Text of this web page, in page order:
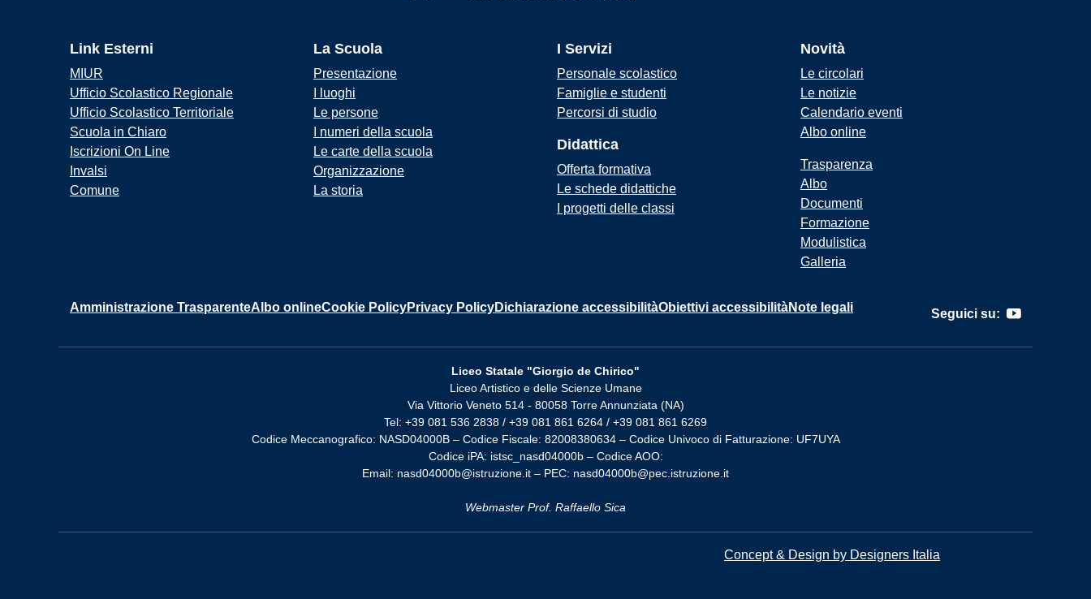
Link Esterni
MIUR
Ufficio Scolastico Regionale
Ufficio Scolastico Territoriale
Scuola in Chiaro
Iscrizioni On Line
Invalsi
Comune
La Scuola
Presentazione
I luoghi
Le persone
I numeri della scuola
Le carte della scuola
Organizzazione
La storia
I Servizi
Personale scolastico
Famiglie e studenti
Percorsi di studio
Didattica
Offerta formativa
Le schede didattiche
I progetti delle classi
Novità
Le circolari
Le notizie
Calendario eventi
Albo online
Trasparenza
Albo
Documenti
Formazione
Modulistica
Galleria
Amministrazione TrasparenteAlbo onlineCookie PolicyPrivacy PolicyDichiarazione accessibilitàObiettivi accessibilitàNote legali Seguici su:
Liceo Statale "Giorgio de Chirico"
Liceo Artistico e delle Scienze Umane
Via Vittorio Veneto 514 - 80058 Torre Annunziata (NA)
Tel: +39 081 536 2838 / +39 081 861 6264 / +39 081 861 6269
Codice Meccanografico: NASD04000B – Codice Fiscale: 82008380634 – Codice Univoco di Fatturazione: UF7UYA
Codice iPA: istsc_nasd04000b – Codice AOO:
Email: nasd04000b@istruzione.it – PEC: nasd04000b@pec.istruzione.it
Webmaster Prof. Raffaello Sica
Concept & Design by Designers Italia